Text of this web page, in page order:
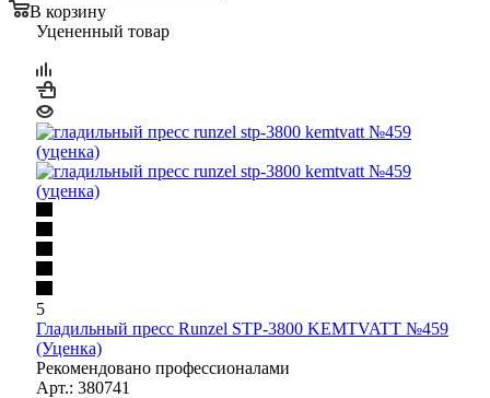
В корзину
Уцененный товар
5
Гладильный пресс Runzel STP-3800 KEMTVATT №459
(Уценка)
Рекомендовано профессионалами
Арт.: 380741